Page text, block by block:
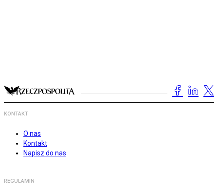
KONTAKT
O nas
Kontakt
Napisz do nas
REGULAMIN